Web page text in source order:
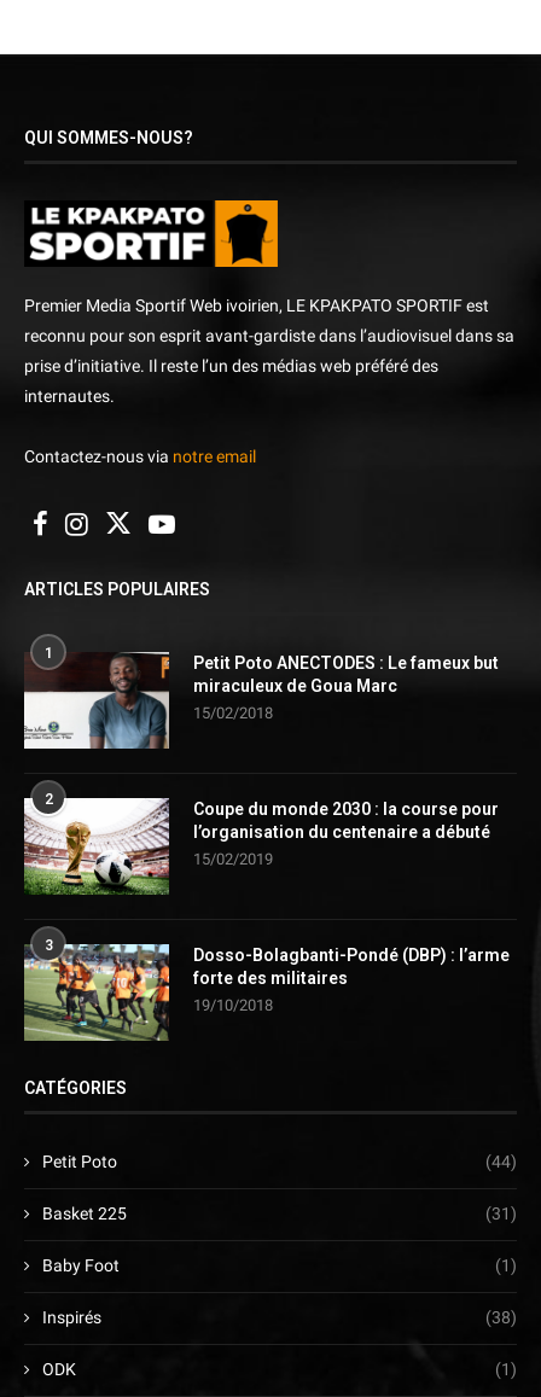
QUI SOMMES-NOUS?
Premier Media Sportif Web ivoirien, LE KPAKPATO SPORTIF est
reconnu pour son esprit avant-gardiste dans l’audiovisuel dans sa
prise d’initiative. Il reste l’un des médias web préféré des
internautes.
Contactez-nous via notre email
ARTICLES POPULAIRES
1
Petit Poto ANECTODES : Le fameux but
miraculeux de Goua Marc
15/02/2018
2
Coupe du monde 2030 : la course pour
l’organisation du centenaire a débuté
15/02/2019
3
Dosso-Bolagbanti-Pondé (DBP) : l’arme
forte des militaires
19/10/2018
CATÉGORIES
Petit Poto (44)
Basket 225 (31)
Baby Foot (1)
Inspirés (38)
ODK (1)